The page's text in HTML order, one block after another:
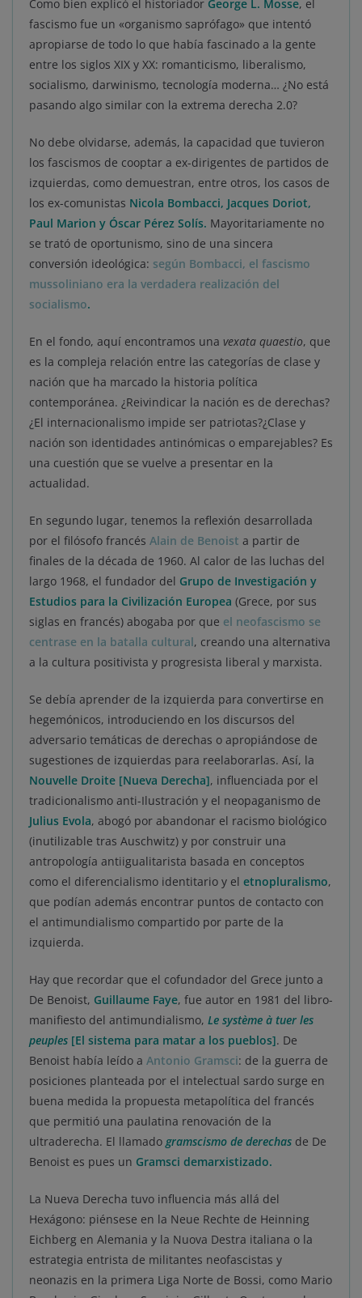
Como bien explicó el historiador George L. Mosse, el
fascismo fue un «organismo saprófago» que intentó
apropiarse de todo lo que había fascinado a la gente
entre los siglos XIX y XX: romanticismo, liberalismo,
socialismo, darwinismo, tecnología moderna… ¿No está
pasando algo similar con la extrema derecha 2.0?
No debe olvidarse, además, la capacidad que tuvieron
los fascismos de cooptar a ex-dirigentes de partidos de
izquierdas, como demuestran, entre otros, los casos de
los ex-comunistas Nicola Bombacci, Jacques Doriot,
Paul Marion y Óscar Pérez Solís. Mayoritariamente no
se trató de oportunismo, sino de una sincera
conversión ideológica: según Bombacci, el fascismo
mussoliniano era la verdadera realización del
socialismo.
En el fondo, aquí encontramos una vexata quaestio, que
es la compleja relación entre las categorías de clase y
nación que ha marcado la historia política
contemporánea. ¿Reivindicar la nación es de derechas?
¿El internacionalismo impide ser patriotas?¿Clase y
nación son identidades antinómicas o emparejables? Es
una cuestión que se vuelve a presentar en la
actualidad.
En segundo lugar, tenemos la reflexión desarrollada
por el filósofo francés Alain de Benoist a partir de
finales de la década de 1960. Al calor de las luchas del
largo 1968, el fundador del Grupo de Investigación y
Estudios para la Civilización Europea (Grece, por sus
siglas en francés) abogaba por que el neofascismo se
centrase en la batalla cultural, creando una alternativa
a la cultura positivista y progresista liberal y marxista.
Se debía aprender de la izquierda para convertirse en
hegemónicos, introduciendo en los discursos del
adversario temáticas de derechas o apropiándose de
sugestiones de izquierdas para reelaborarlas. Así, la
Nouvelle Droite [Nueva Derecha], influenciada por el
tradicionalismo anti-Ilustración y el neopaganismo de
Julius Evola, abogó por abandonar el racismo biológico
(inutilizable tras Auschwitz) y por construir una
antropología antiigualitarista basada en conceptos
como el diferencialismo identitario y el etnopluralismo,
que podían además encontrar puntos de contacto con
el antimundialismo compartido por parte de la
izquierda.
Hay que recordar que el cofundador del Grece junto a
De Benoist, Guillaume Faye, fue autor en 1981 del libro-
manifiesto del antimundialismo, Le système à tuer les
peuples [El sistema para matar a los pueblos]. De
Benoist había leído a Antonio Gramsci: de la guerra de
posiciones planteada por el intelectual sardo surge en
buena medida la propuesta metapolítica del francés
que permitió una paulatina renovación de la
ultraderecha. El llamado gramscismo de derechas de De
Benoist es pues un Gramsci demarxistizado.
La Nueva Derecha tuvo influencia más allá del
Hexágono: piénsese en la Neue Rechte de Heinning
Eichberg en Alemania y la Nuova Destra italiana o la
estrategia entrista de militantes neofascistas y
neonazis en la primera Liga Norte de Bossi, como Mario